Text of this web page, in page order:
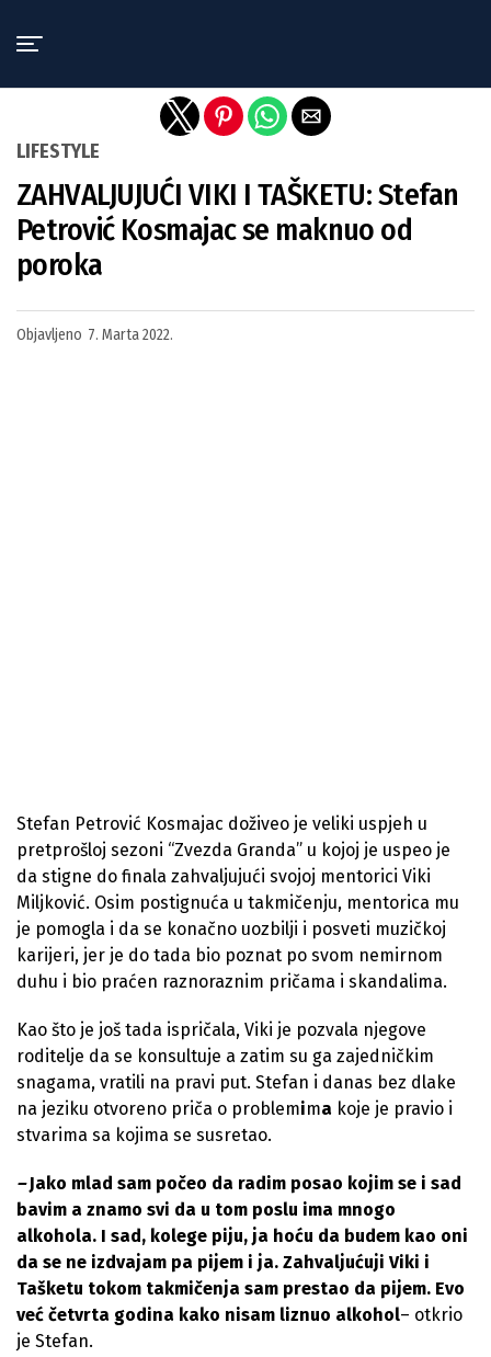
LIFESTYLE
ZAHVALJUJUĆI VIKI I TAŠKETU: Stefan
Petrović Kosmajac se maknuo od
poroka
Objavljeno 7. Marta 2022.
Stefan Petrović Kosmajac doživeo je veliki uspjeh u
pretprošloj sezoni “Zvezda Granda” u kojoj je uspeo je
da stigne do finala zahvaljujući svojoj mentorici Viki
Miljković. Osim postignuća u takmičenju, mentorica mu
je pomogla i da se konačno uozbilji i posveti muzičkoj
karijeri, jer je do tada bio poznat po svom nemirnom
duhu i bio praćen raznoraznim pričama i skandalima.
Kao što je još tada ispričala, Viki je pozvala njegove
roditelje da se konsultuje a zatim su ga zajedničkim
snagama, vratili na pravi put. Stefan i danas bez dlake
na jeziku otvoreno priča o problemima koje je pravio i
stvarima sa kojima se susretao.
–Jako mlad sam počeo da radim posao kojim se i sad
bavim a znamo svi da u tom poslu ima mnogo
alkohola. I sad, kolege piju, ja hoću da budem kao oni
da se ne izdvajam pa pijem i ja. Zahvaljućuji Viki i
Tašketu tokom takmičenja sam prestao da pijem. Evo
već četvrta godina kako nisam liznuo alkohol– otkrio
je Stefan.